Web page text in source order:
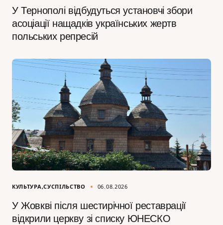
У Тернополі відбудуться установчі збори
асоціації нащадків українських жертв
польських репресій
КУЛЬТУРА СУСПІЛЬСТВО 06.08.2026
У Жовкві після шестирічної реставрації
відкрили церкву зі списку ЮНЕСКО